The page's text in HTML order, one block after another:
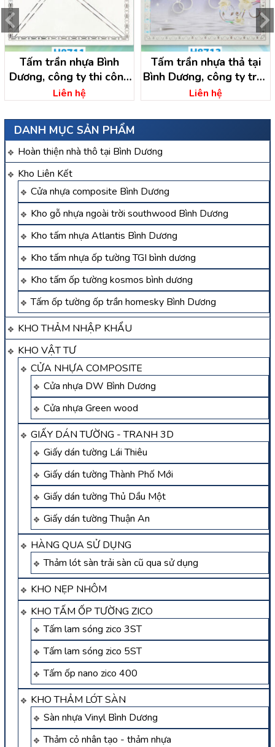
DANH MỤC SẢN PHẨM
Hoàn thiện nhà thô tại Bình Dương
Kho Liên Kết
Cửa nhựa composite Bình Dương
Kho gỗ nhựa ngoài trời southwood Bình Dương
Kho tấm nhựa Atlantis Bình Dương
Kho tấm nhựa ốp tường TGI bình dương
Kho tấm ốp tường kosmos bình dương
Tấm ốp tường ốp trần homesky Bình Dương
KHO THẢM NHẬP KHẨU
KHO VẬT TƯ
CỬA NHỰA COMPOSITE
Cửa nhựa DW Bình Dương
Cửa nhựa Green wood
GIẤY DÁN TƯỜNG - TRANH 3D
Giấy dán tường Lái Thiêu
Giấy dán tường Thành Phố Mới
Giấy dán tường Thủ Dầu Một
Giấy dán tường Thuận An
HÀNG QUA SỬ DỤNG
Thảm lót sàn trải sàn cũ qua sử dụng
KHO NẸP NHÔM
KHO TẤM ỐP TƯỜNG ZICO
Tấm lam sóng zico 3ST
Tấm lam sóng zico 5ST
Tấm ốp nano zico 400
KHO THẢM LÓT SÀN
Sàn nhựa Vinyl Bình Dương
Thảm cỏ nhân tạo - thảm nhựa
Tấm trần nhựa Bình
Dương, công ty thi công
trần nhựa bình dương
Liên hệ
Tấm trần nhựa thả tại
Bình Dương, công ty trần
nhựa bình dương
Liên hệ